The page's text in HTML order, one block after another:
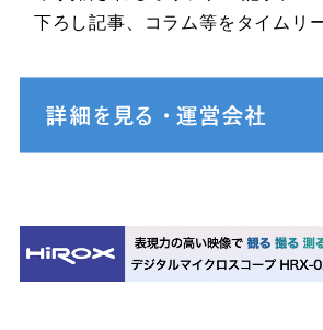
下ろし記事、コラム等をタイムリ